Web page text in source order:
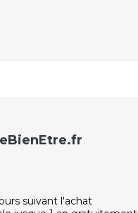
suivant l'achat